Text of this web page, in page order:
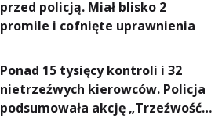
powietrze
przed policją. Miał blisko 2
promile i cofnięte uprawnienia
Ponad 15 tysięcy kontroli i 32
nietrzeźwych kierowców. Policja
podsumowała akcję „Trzeźwość”